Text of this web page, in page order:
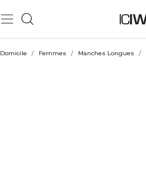
Domicile / Femmes / Manches Longues /